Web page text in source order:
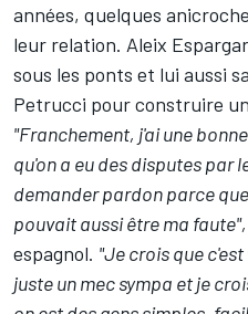
années, quelques
leur relation. Aleix
sous les ponts et lui aussi
Petrucci pour construire
"Franchement, j'ai une
qu'on a eu des disputes par
demander pardon parce
pouvait aussi être ma faute",
espagnol. "Je crois que
juste un mec sympa et je